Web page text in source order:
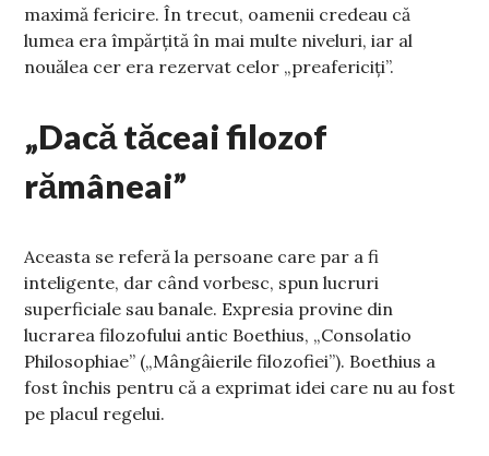
maximă fericire. În trecut, oamenii credeau că
lumea era împărțită în mai multe niveluri, iar al
nouălea cer era rezervat celor „preafericiți”.
„Dacă tăceai filozof
rămâneai”
Aceasta se referă la persoane care par a fi
inteligente, dar când vorbesc, spun lucruri
superficiale sau banale. Expresia provine din
lucrarea filozofului antic Boethius, „Consolatio
Philosophiae” („Mângâierile filozofiei”). Boethius a
fost închis pentru că a exprimat idei care nu au fost
pe placul regelui.